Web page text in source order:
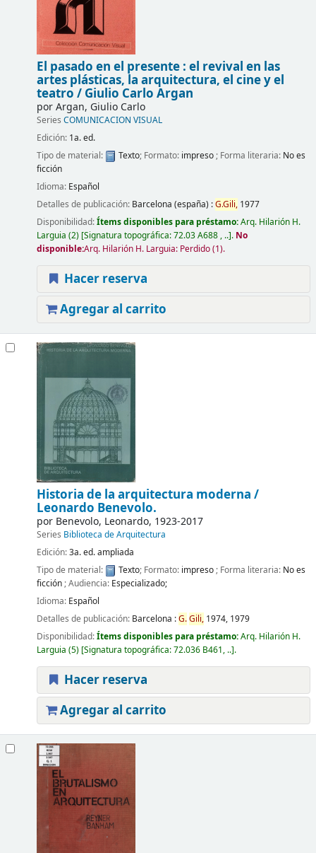
El pasado en el presente : el revival en las
artes plásticas, la arquitectura, el cine y el
teatro / Giulio Carlo Argan
porArgan, Giulio Carlo
Series COMUNICACION VISUAL
Edición: 1a. ed.
Tipo de material:
Texto; Formato: impreso; Forma literaria: No es
ficción
Idioma: Español
Detalles de publicación: Barcelona (españa) :G.Gili, 1977
Disponibilidad:Ítems disponibles para préstamo:Arq. Hilarión H.
Larguia (2) Signatura topográfica:72.03 A688 , .. . No
disponible:Arq. Hilarión H. Larguia: Perdido(1).
Hacer reserva
Agregar al carrito
Historia de la arquitectura moderna /
Leonardo Benevolo.
por Benevolo, Leonardo, 1923-2017
Series Biblioteca de Arquitectura
Edición:3a. ed. ampliada
Tipo de material:
Texto; Formato: impreso; Forma literaria: No es
ficción; Audiencia: Especializado;
Idioma: Español
Detalles de publicación: Barcelona :G.Gili, 1974, 1979
Disponibilidad:Ítems disponibles para préstamo:Arq. Hilarión H.
Larguia (5) Signatura topográfica:72.036 B461, .. .
Hacer reserva
Agregar al carrito